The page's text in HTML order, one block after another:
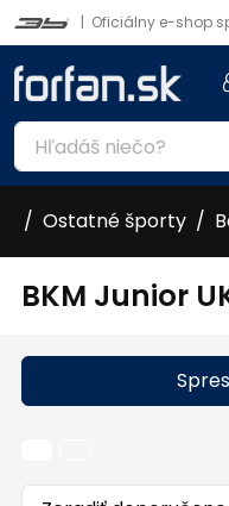
| Oficiálny e-shop
Ostatné športy
BKM Junior